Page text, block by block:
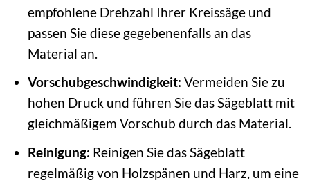
empfohlene Drehzahl Ihrer Kreissäge und
passen Sie diese gegebenenfalls an das
Material an.
Vorschubgeschwindigkeit: Vermeiden Sie zu
hohen Druck und führen Sie das Sägeblatt mit
gleichmäßigem Vorschub durch das Material.
Reinigung: Reinigen Sie das Sägeblatt
regelmäßig von Holzspänen und Harz, um eine